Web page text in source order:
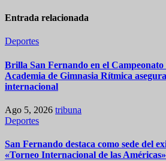
Entrada relacionada
Deportes
Brilla San Fernando en el Campeonato
Academia de Gimnasia Rítmica
internacional
Ago 5, 2026 tribuna
Deportes
San Fernando destaca como sede del
«Torneo Internacional de las